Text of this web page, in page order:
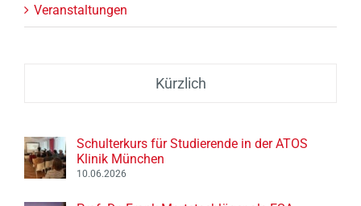
Veranstaltungen
Kürzlich
Schulterkurs für Studierende in der ATOS
Klinik München
10.06.2026